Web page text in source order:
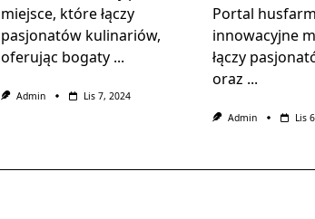
miejsce, które łączy
pasjonatów kulinariów,
oferując bogaty ...
Admin Lis 7, 2024
Portal
innowacyjne
łączy
oraz ...
Admin Lis